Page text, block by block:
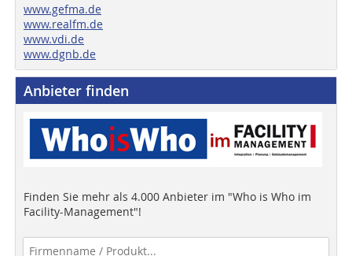
www.gefma.de
www.realfm.de
www.vdi.de
www.dgnb.de
Anbieter finden
Finden Sie mehr als 4.000 Anbieter im "Who is Who im
Facility-Management"!